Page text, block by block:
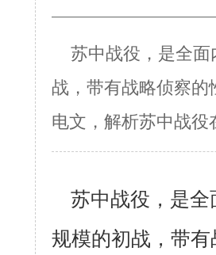
苏中战役，是全面
战，带有战略侦察的
电文，解析苏中战役
苏中战役，是全
规模的初战，带